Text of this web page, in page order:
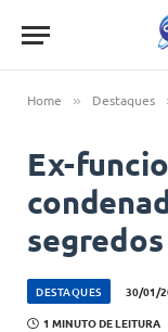
Home » Destaques
Ex-
DESTAQUES 30/01/
1 MINUTO DE LEITURA